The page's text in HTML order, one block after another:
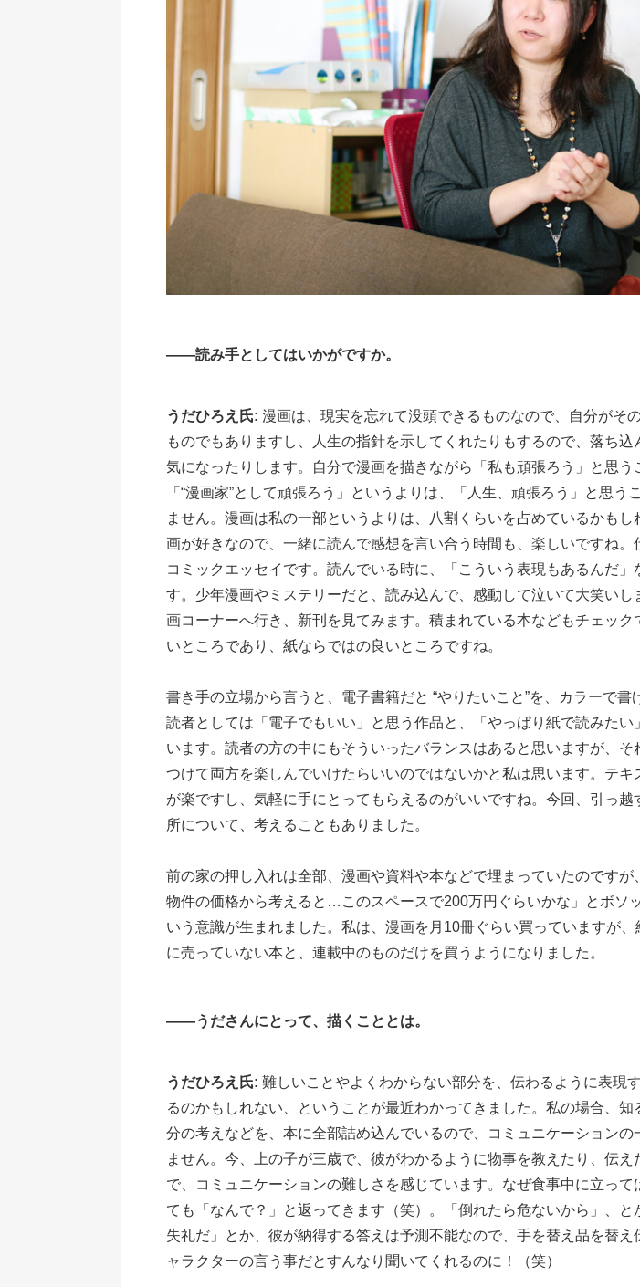
――読み手としてはいかがですか。
うだひろえ氏: 漫画は、現実を忘れて没頭できるものなので、自分がそ
ものでもありますし、人生の指針を示してくれたりもするので、落ち込
気になったりします。自分で漫画を描きながら「私も頑張ろう」と思う
「“漫画家”として頑張ろう」というよりは、「人生、頑張ろう」と思う
ません。漫画は私の一部というよりは、八割くらいを占めているかもし
画が好きなので、一緒に読んで感想を言い合う時間も、楽しいですね。
コミックエッセイです。読んでいる時に、「こういう表現もあるんだ」
す。少年漫画やミステリーだと、読み込んで、感動して泣いて大笑いし
画コーナーへ行き、新刊を見てみます。積まれている本などもチェック
いところであり、紙ならではの良いところですね。
書き手の立場から言うと、電子書籍だと “やりたいこと”を、カラーで書
読者としては「電子でもいい」と思う作品と、「やっぱり紙で読みたい
います。読者の方の中にもそういったバランスはあると思いますが、そ
つけて両方を楽しんでいけたらいいのではないかと私は思います。テキ
が楽ですし、気軽に手にとってもらえるのがいいですね。今回、引っ
所について、考えることもありました。
前の家の押し入れは全部、漫画や資料や本などで埋まっていたのですが
物件の価格から考えると…このスペースで200万円ぐらいかな」とボソ
いう意識が生まれました。私は、漫画を月10冊ぐらい買っていますが
に売っていない本と、連載中のものだけを買うようになりました。
――うださんにとって、描くこととは。
うだひろえ氏: 難しいことやよくわからない部分を、伝わるように表現
るのかもしれない、ということが最近わかってきました。私の場合、知
分の考えなどを、本に全部詰め込んでいるので、コミュニケーションの
ません。今、上の子が三歳で、彼がわかるように物事を教えたり、伝
で、コミュニケーションの難しさを感じています。なぜ食事中に立って
ても「なんで？」と返ってきます（笑）。「倒れたら危ないから」、と
失礼だ」とか、彼が納得する答えは予測不能なので、手を替え品を替え
ャラクターの言う事だとすんなり聞いてくれるのに！（笑）